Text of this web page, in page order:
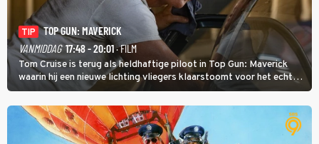
TIP
TOP GUN: MAVERICK
VANMIDDAG 17:48 - 20:01· FILM
Tom Cruise is terug als heldhaftige piloot in Top Gun: Maverick
waarin hij een nieuwe lichting vliegers klaarstoomt voor het echte
werk.